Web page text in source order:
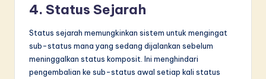
4. Status Sejarah
Status sejarah memungkinkan sistem untuk mengingat
sub-status mana yang sedang dijalankan sebelum
meninggalkan status komposit. Ini menghindari
pengembalian ke sub-status awal setiap kali status